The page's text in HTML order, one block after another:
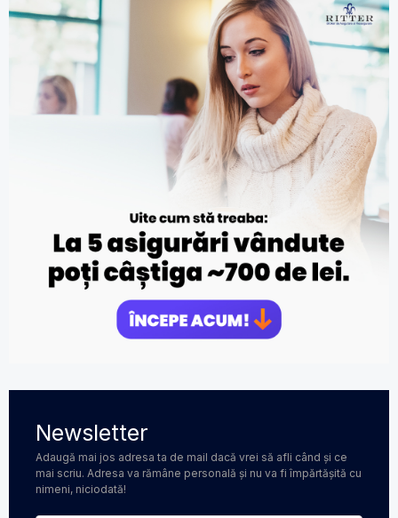
Newsletter
Adaugă mai jos adresa ta de mail dacă vrei să afli când și ce
mai scriu. Adresa va rămâne personală și nu va fi împărtășită cu
nimeni, niciodată!